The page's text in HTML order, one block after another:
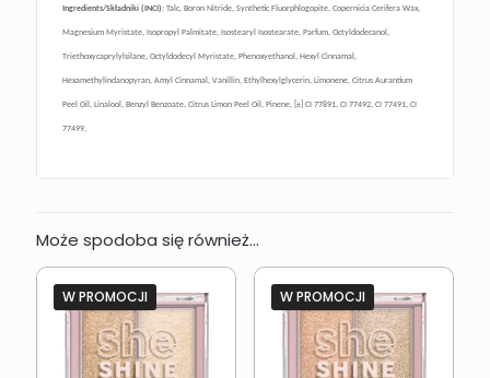
Ingredients/Składniki (INCI):Talc, Boron Nitride, Synthetic Fluorphlogopite, Copernicia Cerifera Wax,
Magnesium Myristate, Isopropyl Palmitate, Isostearyl Isostearate, Parfum, Octyldodecanol,
Triethoxycaprylylsilane, Octyldodecyl Myristate, Phenoxyethanol, Hexyl Cinnamal,
Hexamethylindanopyran, Amyl Cinnamal, Vanillin, Ethylhexylglycerin, Limonene, Citrus Aurantium
Peel Oil, Linalool, Benzyl Benzoate, Citrus Limon Peel Oil, Pinene, [±] CI 77891, CI 77492, CI 77491, CI
77499.
Może spodoba się również…
W PROMOCJI W PROMOCJI